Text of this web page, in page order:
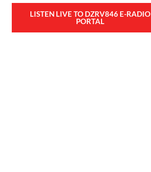
LISTEN LIVE TO DZRV846 E-RADIO
PORTAL